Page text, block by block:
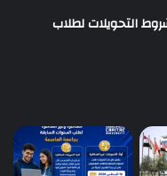
التحويلات لطلاب